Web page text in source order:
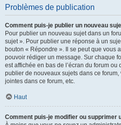
Problèmes de publication
Comment puis-je publier un nouveau
Pour publier un nouveau sujet dans un
sujet ». Pour publier une réponse à un
bouton « Répondre ». Il se peut que vous
pouvoir rédiger un message. Sur chaque
est affichée en bas de l’écran du forum
publier de nouveaux sujets dans ce
jointes dans ce forum, etc.
Haut
Comment puis-je modifier ou supprimer